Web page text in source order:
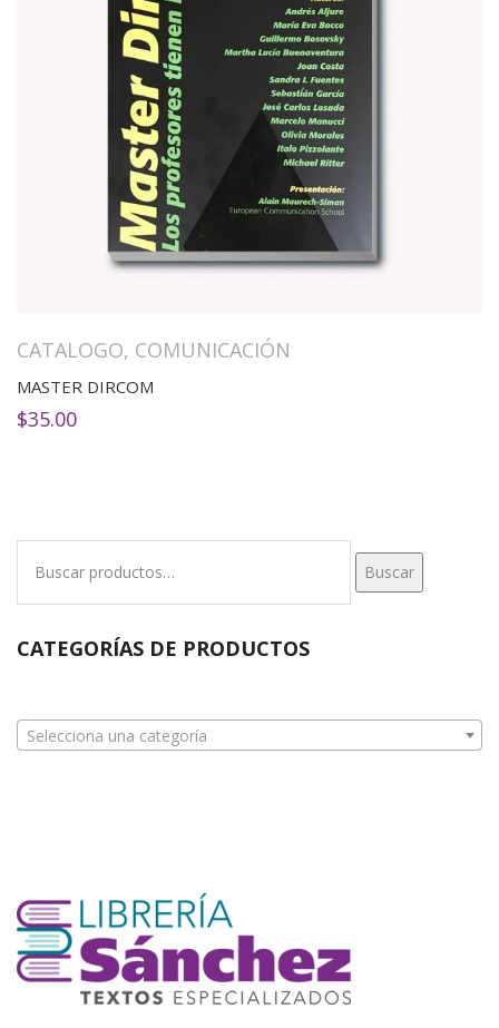
CATALOGO, COMUNICACIÓN
MASTER DIRCOM
$35.00
Buscar
CATEGORÍAS DE PRODUCTOS
Selecciona una categoría